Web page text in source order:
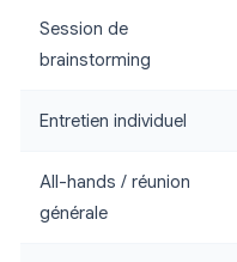
Session de
brainstorming
Entretien individuel
All-hands / réunion
générale